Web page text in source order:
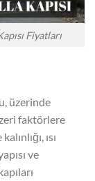
Fiyatları
üzerinde
faktörlere
ısı
ve